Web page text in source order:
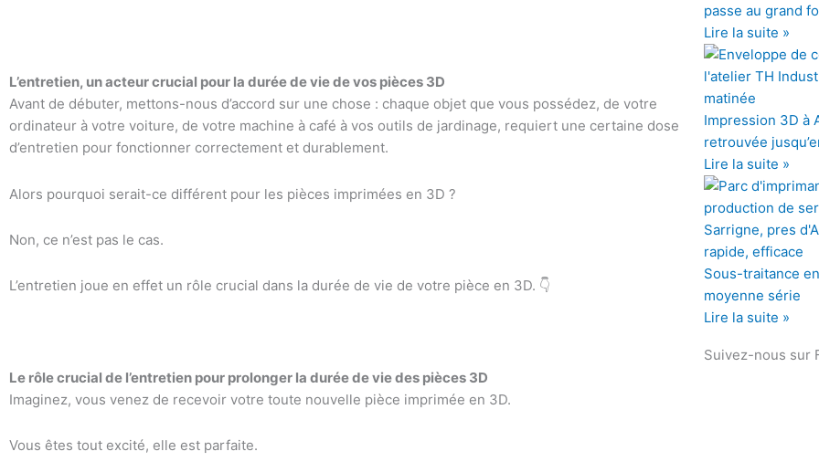
L’entretien, un acteur crucial pour la durée de vie de vos pièces 3D
Avant de débuter, mettons-nous d’accord sur une chose : chaque objet que vous possédez, de votre
ordinateur à votre voiture, de votre machine à café à vos outils de jardinage, requiert une certaine dose
d’entretien pour fonctionner correctement et durablement.
Alors pourquoi serait-ce différent pour les pièces imprimées en 3D ?
Non, ce n’est pas le cas.
L’entretien joue en effet un rôle crucial dans la durée de vie de votre pièce en 3D. 👇
Le rôle crucial de l’entretien pour prolonger la durée de vie des pièces 3D
Imaginez, vous venez de recevoir votre toute nouvelle pièce imprimée en 3D.
Vous êtes tout excité, elle est parfaite.
passe au grand
Lire la suite »
Impression 3D à
retrouvée
Lire la suite »
Sous-traitance
moyenne série
Lire la suite »
Suivez-nous sur